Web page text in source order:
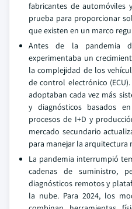
fabricantes de automóviles
prueba para proporcionar
que existen en un marco
Antes de la pandemia
experimentaba un
la complejidad de los
de control electrónico
adoptaban cada vez más
y diagnósticos basados
procesos de I+D y
mercado secundario
para manejar la arquitectura
La pandemia interrumpió
cadenas de suministro,
diagnósticos remotos y
la nube. Para 2024, los